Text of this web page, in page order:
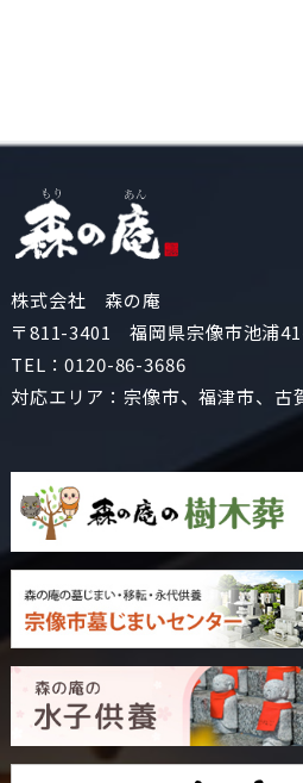
株式会社 森の庵
〒811-3401 福岡県宗像市池浦
TEL：0120-86-3686
対応エリア：宗像市、福津市、古